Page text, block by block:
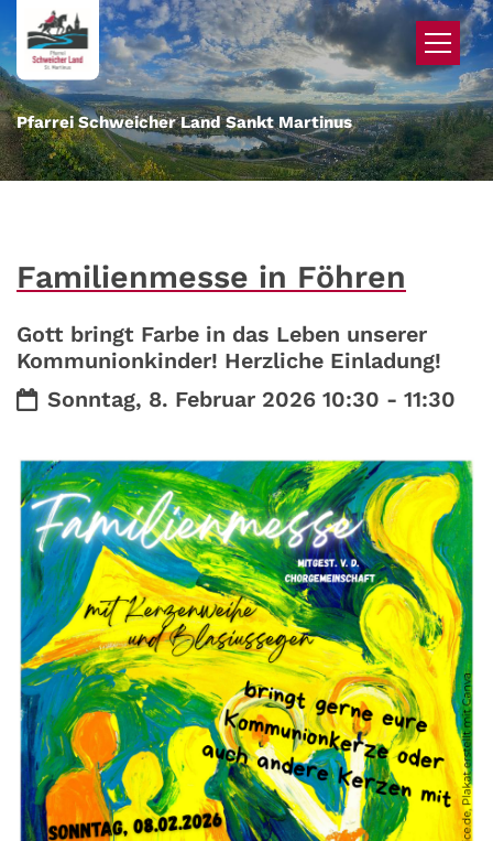
Zum Inhalt springen
Pfarrei Schweicher Land Sankt Martinus
Familienmesse in Föhren
Gott bringt Farbe in das Leben unserer
Kommunionkinder! Herzliche Einladung!
Datum:
Sonntag, 8. Februar 2026 10:30 - 11:30